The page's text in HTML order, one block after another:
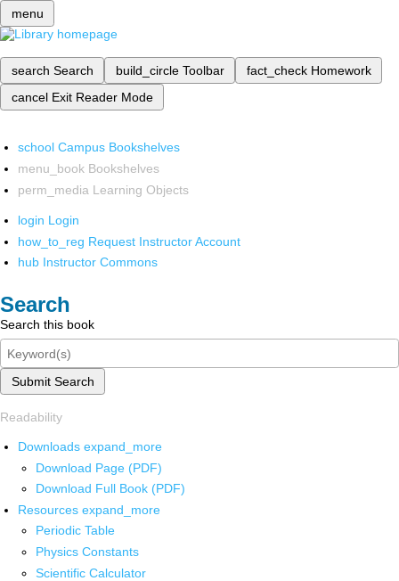
menu
search Search build_circle Toolbar fact_check Homework
cancel Exit Reader Mode
school Campus Bookshelves
menu_book Bookshelves
perm_media Learning Objects
login Login
how_to_reg Request Instructor Account
hub Instructor Commons
Search
Search this book
Submit Search
Readability
Downloads expand_more
Download Page (PDF)
Download Full Book (PDF)
Resources expand_more
Periodic Table
Physics Constants
Scientific Calculator